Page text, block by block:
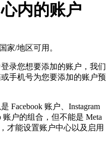
内的账户
家/地区可用。
录您想要添加的账户，我们
手机号为您要添加的账户预
Facebook 账户、Instagram
账户的组合，但不能是 Meta
才能设置账户中心以及启用